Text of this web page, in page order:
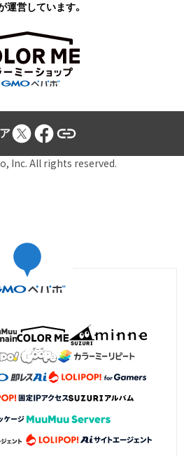
運営しています。
Inc. All rights reserved.